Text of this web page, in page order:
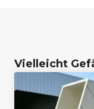
Vielleicht